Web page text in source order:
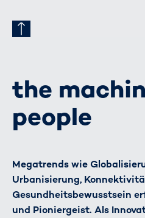
the
people
Megatrends wie
Urbanisierung,
Gesundheitsbewusstsein
und Pioniergeist. Als